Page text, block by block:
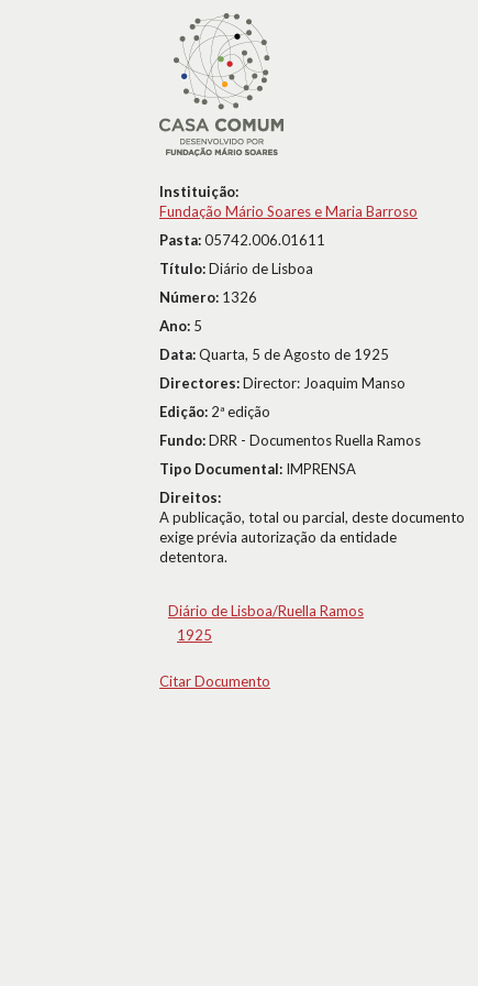
Instituição:
Fundação Mário Soares e Maria Barroso
Pasta:05742.006.01611
Título:Diário de Lisboa
Número: 1326
Ano: 5
Data:Quarta, 5 de Agosto de 1925
Directores:Director: Joaquim Manso
Edição: 2ª edição
Fundo:DRR - Documentos Ruella Ramos
Tipo Documental: IMPRENSA
Direitos:
A publicação, total ou parcial, deste documento
exige prévia autorização da entidade
detentora.
Diário de Lisboa/Ruella Ramos
1925
Citar Documento